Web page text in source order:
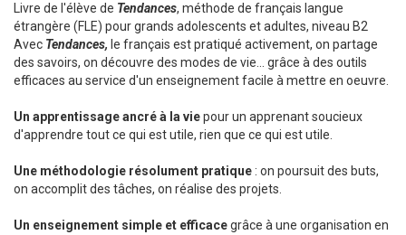
Livre de l'élève de Tendances, méthode de français langue
étrangère (FLE) pour grands adolescents et adultes, niveau B2
Avec Tendances, le français est pratiqué activement, on partage
des savoirs, on découvre des modes de vie... grâce à des outils
efficaces au service d'un enseignement facile à mettre en oeuvre.
Un apprentissage ancré à la viepour un apprenant soucieux
d'apprendre tout ce qui est utile, rien que ce qui est utile.
Une méthodologie résolument pratique : on poursuit des buts,
on accomplit des tâches, on réalise des projets.
Un enseignement simple et efficacegrâce à une organisation en